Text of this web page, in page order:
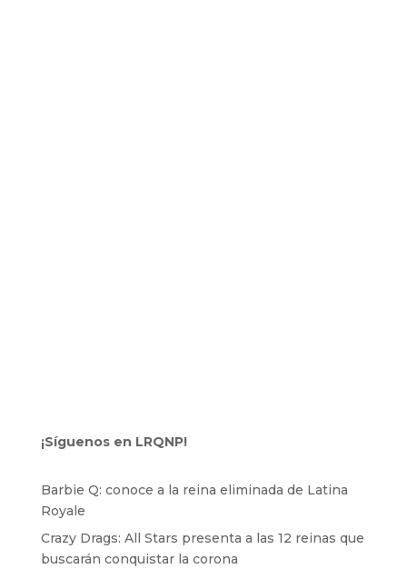
¡Síguenos en LRQNP!
Barbie Q: conoce a la reina eliminada de Latina
Royale
Crazy Drags: All Stars presenta a las 12 reinas que
buscarán conquistar la corona